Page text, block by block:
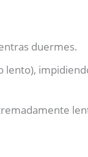
duermes.
lento),